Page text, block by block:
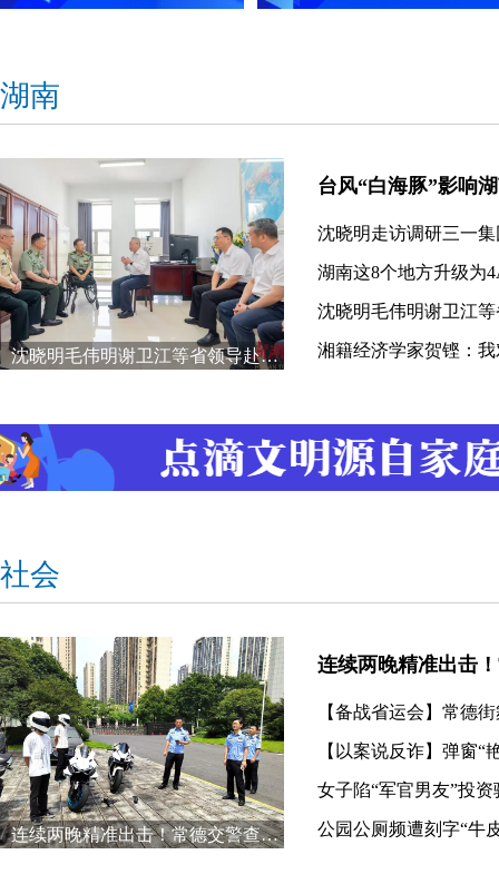
湖南
沈晓明毛伟明谢卫江等省领导赴驻湘部队开展“八一”走访慰问
沈晓明走访调研三一
社会
连续两晚精准出击！常德交警查获3台“炸街”摩托车